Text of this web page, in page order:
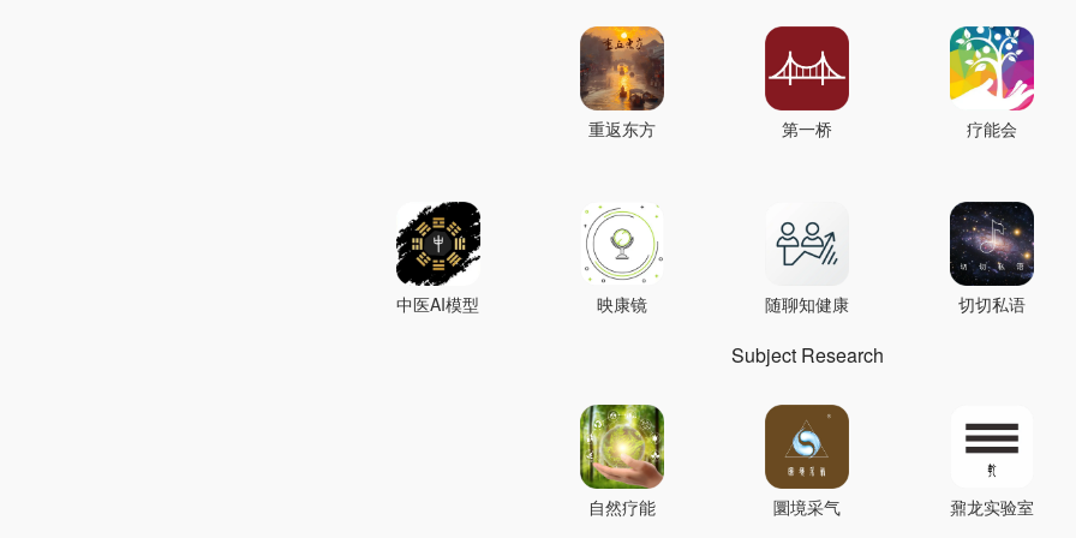
重返东方 第一桥 疗能会
中医AI模型 映康镜 随聊知健康 切切私语
Subject Research
自然疗能 圜境采气 鼐龙实验室